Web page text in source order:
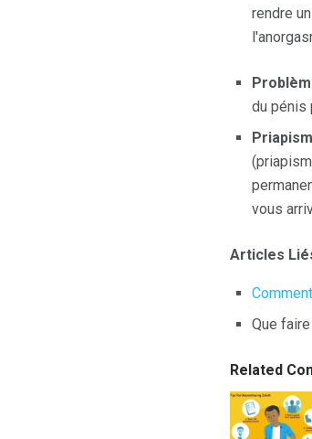
rendre
du pénis
vous
Articles
Que
Related